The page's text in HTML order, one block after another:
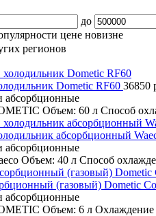
до
цене новизне
регионов
Dometic RF60 36850
абсорбционные
Объем: 60 л Способ
абсорбционный
абсорбционные
Объем: 40 л Способ
(газовый) Dometic
абсорбционные
Объем: 6 л Охлаждение